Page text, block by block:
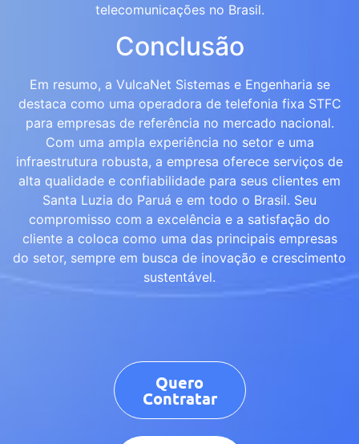
telecomunicações no Brasil.
Conclusão
Em resumo, a VulcaNet Sistemas e Engenharia se
destaca como uma operadora de telefonia fixa STFC
para empresas de referência no mercado nacional.
Com uma ampla experiência no setor e uma
infraestrutura robusta, a empresa oferece serviços de
alta qualidade e confiabilidade para seus clientes em
Santa Luzia do Paruá e em todo o Brasil. Seu
compromisso com a excelência e a satisfação do
cliente a coloca como uma das principais empresas
do setor, sempre em busca de inovação e crescimento
sustentável.
Quero
Contratar